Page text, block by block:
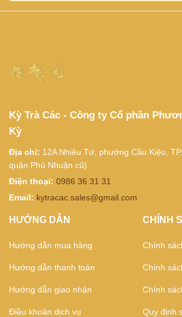
Kỳ Trà Các - Công ty Cổ phần
Kỳ
Địa chỉ: 12A Nhiêu Tứ, phường Cầu Kiệu,
quận Phú Nhuận cũ)
Điện thoại: 0986 36 31 31
Email: kytracac.sales@gmail.com
HƯỚNG DẪN
Hướng dẫn mua hàng
Hướng dẫn thanh toán
Hướng dẫn giao nhận
Điều khoản dịch vụ
CHÍNH
Chính
Chính
Chính
Quy định